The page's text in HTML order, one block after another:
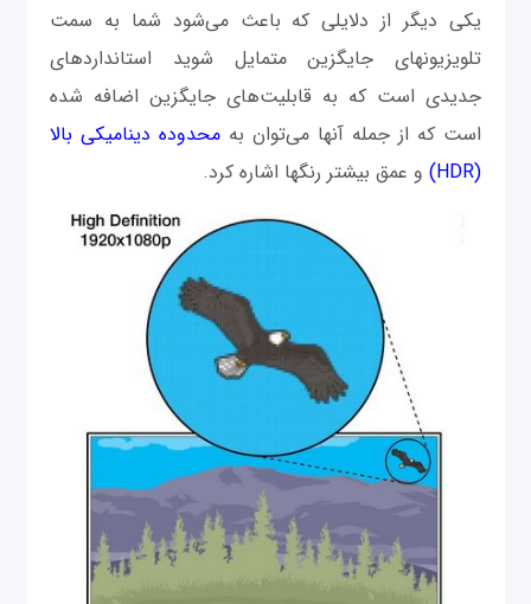
یکی دیگر از دلایلی که باعث می‎‌شود شما به سمت
تلویزیون‎های جایگزین متمایل شوید استانداردهای
جدیدی است که به قابلیت‌های جایگزین اضافه شده
است که از جمله آنها می‎‌توان به
محدوده دینامیکی بالا
(HDR)
و عمق بیشتر رنگ‎ها اشاره کرد.